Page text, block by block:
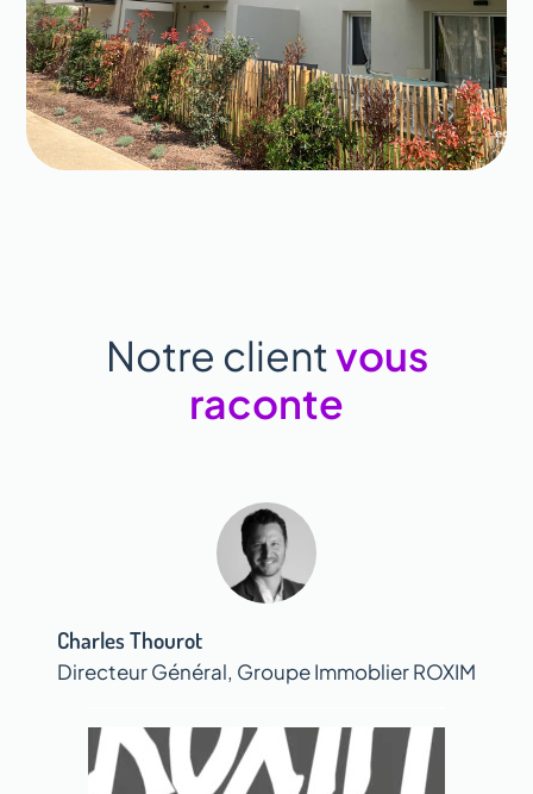
Notre clientvous
raconte
Charles Thourot
Directeur Général, Groupe Immoblier ROXIM